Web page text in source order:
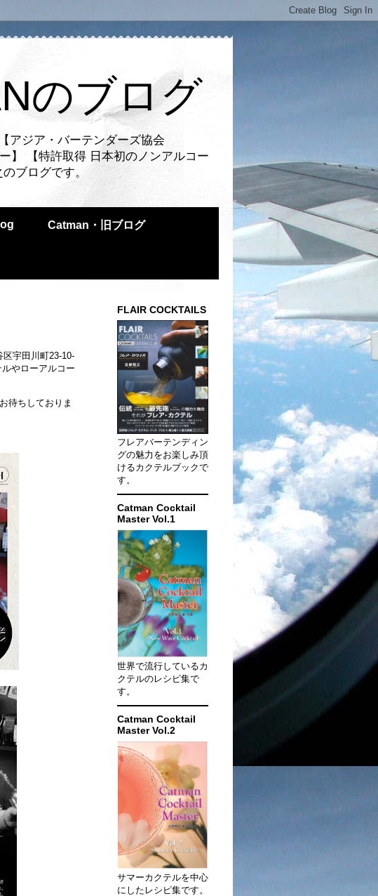
のブログ
アジア・バーテンダーズ協会
】 【特許取得 日本初のノンアルコー
ブログです。
Catman・旧ブログ
宇田川町23-10-
やローアルコー
待ちしておりま
FLAIR COCKTAILS
フレアバーテンディン
グの魅力をお楽しみ頂
けるカクテルブックで
す。
Catman Cocktail
Master Vol.1
世界で流行しているカ
クテルのレシピ集で
す。
Catman Cocktail
Master Vol.2
サマーカクテルを中心
にしたレシピ集です。